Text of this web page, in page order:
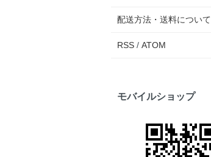
配送方法・送料について
RSS / ATOM
モバイルショップ